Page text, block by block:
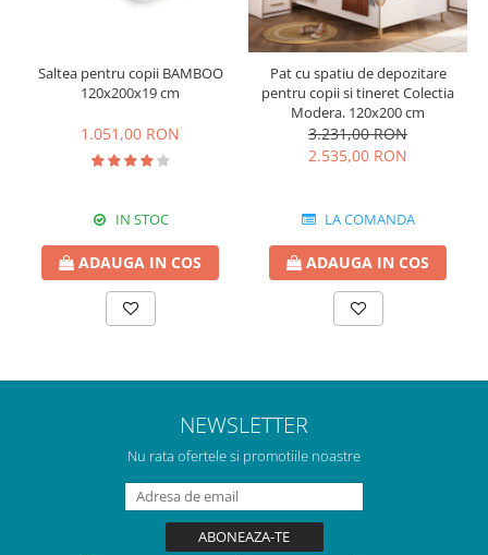
Saltea pentru copii BAMBOO
120x200x19 cm
1.051,00 RON
IN STOC
ADAUGA IN COS
Pat cu spatiu de depozitare
pentru copii si tineret Colectia
Modera, 120x200 cm
3.231,00 RON
2.535,00 RON
LA COMANDA
ADAUGA IN COS
NEWSLETTER
Nu rata ofertele si promotiile noastre